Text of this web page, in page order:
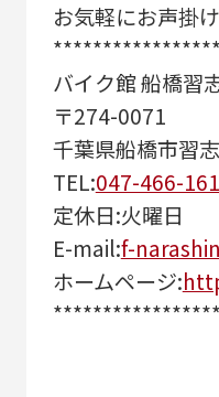
お気軽にお声掛
バイク館 船橋習
〒274-0071
千葉県船橋市習
TEL:047-466-
定休日:火曜日
E-mail:f-
ホームページ: